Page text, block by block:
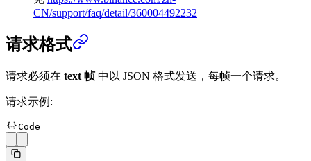
CN/support/faq/detail/360004492232
请求格式
请求必须在 text 帧中以 JSON 格式发送，每帧一个请求。
请求示例:
Code